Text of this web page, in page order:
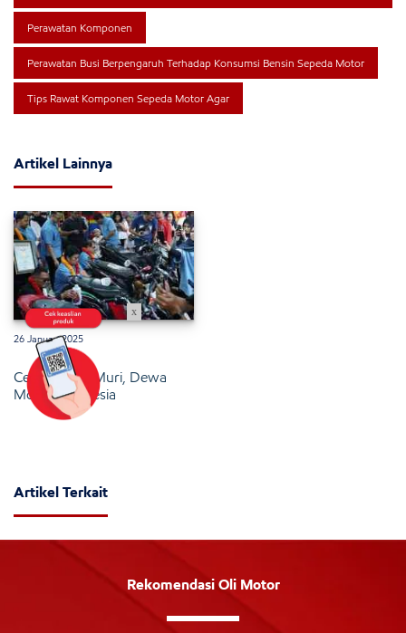
Perawatan Komponen
Perawatan Busi Berpengaruh Terhadap Konsumsi Bensin Sepeda Motor
Tips Rawat Komponen Sepeda Motor Agar
Artikel Lainnya
26 Januari 2025
Cetak Rekor Muri, Dewa
Motor Indonesia
Artikel Terkait
Rekomendasi Oli Motor
x